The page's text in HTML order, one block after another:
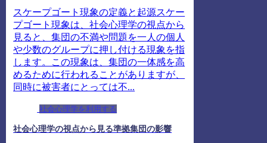
スケープゴート現象の定義と起源スケー
プゴート現象は、社会心理学の視点から
見ると、集団の不満や問題を一人の個人
や少数のグループに押し付ける現象を指
します。この現象は、集団の一体感を高
めるために行われることがありますが、
同時に被害者にとっては不...
社会心理学を利用する
社会心理学の視点から見る準拠集団の影響